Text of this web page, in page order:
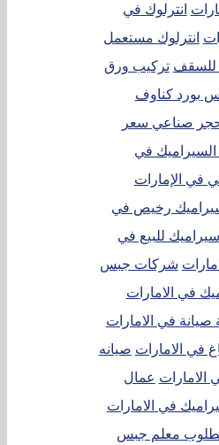
انترلوك في
انترلوك مستعمل
للسقف تركيب ورق
بورد كناوف
صناعي سعر
في
في الإمارات
رخيص في
سيراميك للبيع في
شركات جبس
في الامارات
في الامارات
في الامارات صيانه
عمال
في الامارات
معلم جبس